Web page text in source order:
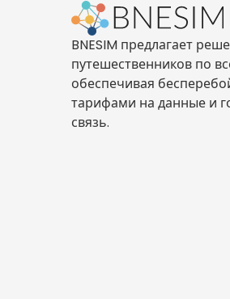
BNESIM предлагает
путешественников по
обеспечивая
тарифами на данные и
связь.